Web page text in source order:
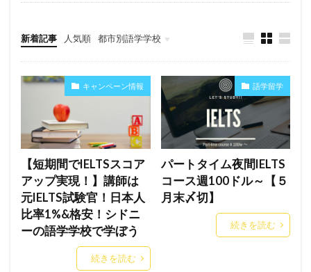
新着記事 人気順 都市別語学学校
シドニー
メルボルン
ブリスベン
ゴールドコースト
パース
その他の都市
キャンペーン情報
【短期間でIELTSスコア
アップ実現！】講師は
元IELTS試験官！日本人
比率1%&格安！シドニ
ーの語学学校で学ぼう
続きを読む
語学留学
パートタイム夜間IELTS
コース週100ドル～【５
月末〆切】
続きを読む